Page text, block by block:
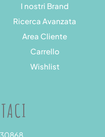
I nostri Brand
Ricerca Avanzata
Area Cliente
Carrello
Wishlist